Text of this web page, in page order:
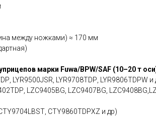
между ножками) ≈ 170 мм
марки Fuwа/ВРW/SАF (10–20 т
LYR9500JSR, LYR9708ТDР, LYR9806ТDРW и
LZС9405ВG, LZС9407ВG,
СТY9860ТDРХZ и др)